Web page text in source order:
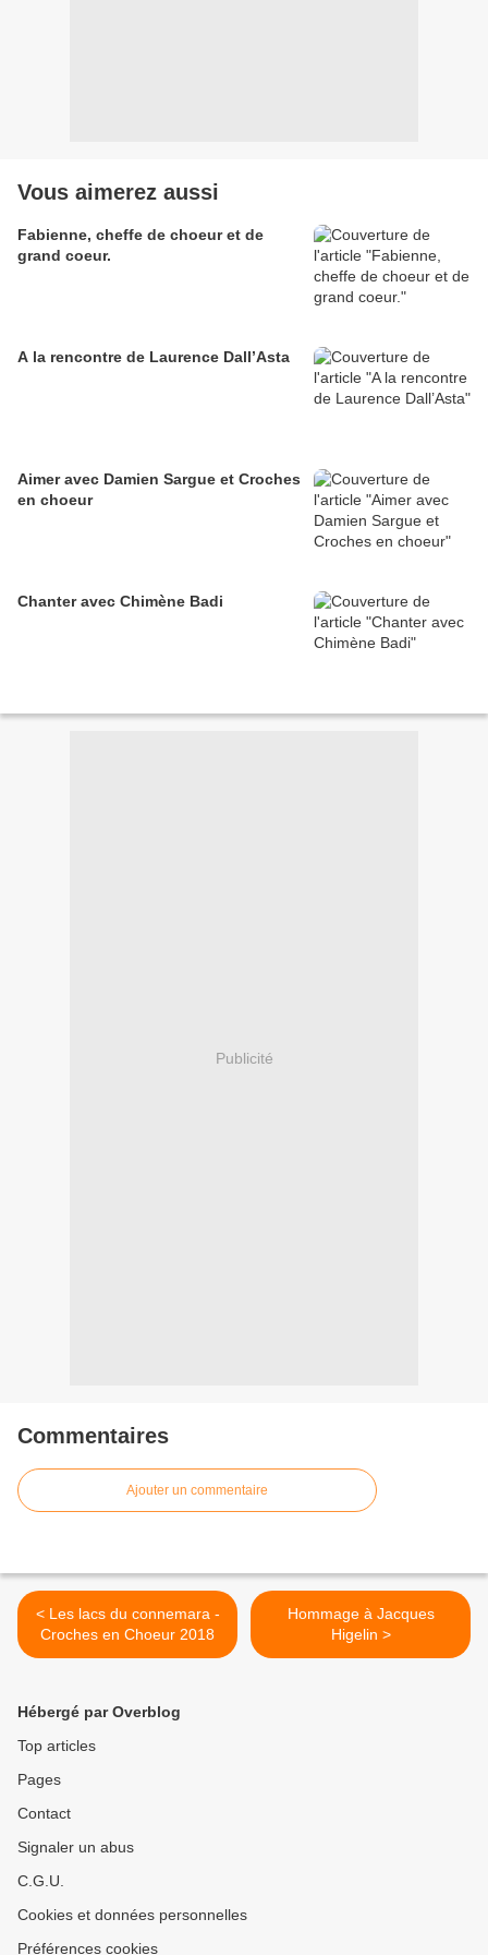
Vous aimerez aussi
Fabienne, cheffe de choeur et de
grand coeur.
A la rencontre de Laurence Dall’Asta
Aimer avec Damien Sargue et Croches
en choeur
Chanter avec Chimène Badi
Publicité
Commentaires
Ajouter un commentaire
< Les lacs du connemara -
Croches en Choeur 2018
Hommage à Jacques
Higelin >
Hébergé par Overblog
Top articles
Pages
Contact
Signaler un abus
C.G.U.
Cookies et données personnelles
Préférences cookies